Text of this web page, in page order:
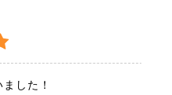
した！